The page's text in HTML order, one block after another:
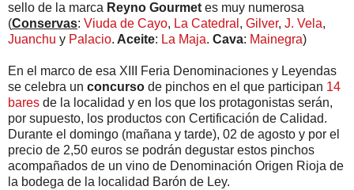
sello de la marca Reyno Gourmet es muy numerosa
(Conservas: Viuda de Cayo, La Catedral , Gilver, J. Vela,
Juanchu y Palacio. Aceite: La Maja. Cava: Mainegra)
En el marco de esa XIII Feria Denominaciones y Leyendas
se celebra un concurso de pinchos en el que participan 14
bares de la localidad y en los que los protagonistas serán,
por supuesto, los productos con Certificación de Calidad.
Durante el domingo (mañana y tarde), 02 de agosto y por el
precio de 2,50 euros se podrán degustar estos pinchos
acompañados de un vino de Denominación Origen Rioja de
la bodega de la localidad Barón de Ley.